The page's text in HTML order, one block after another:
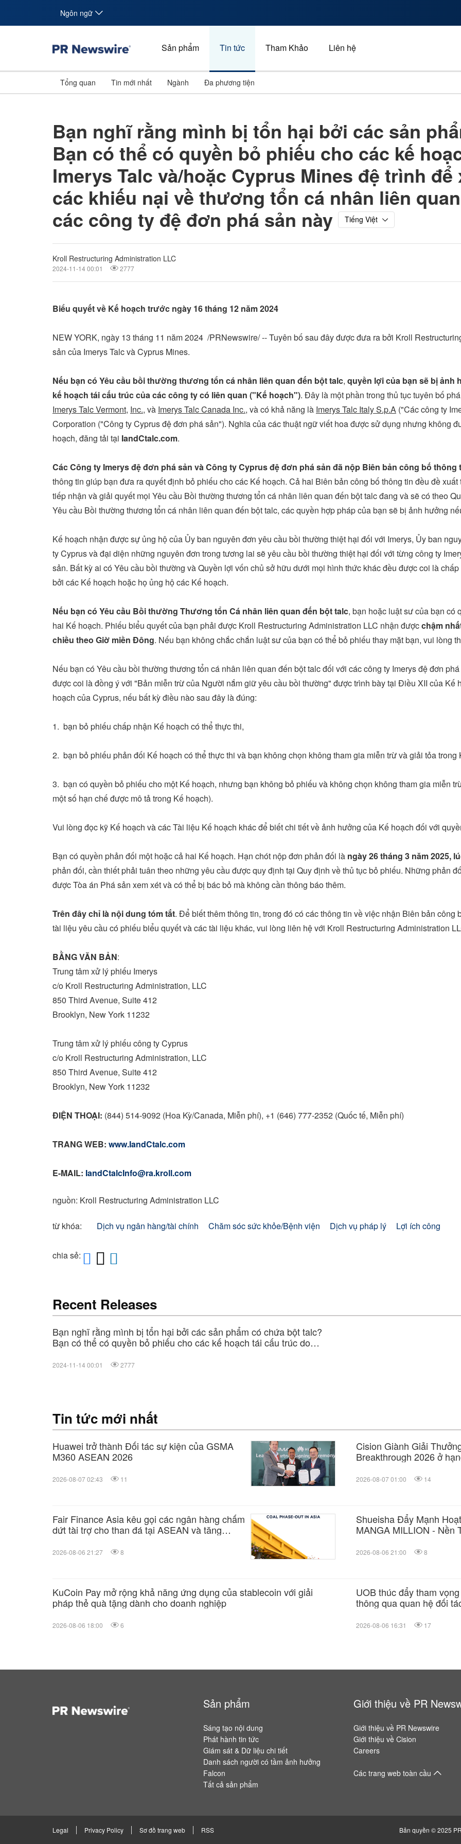
Ngôn ngữ
Sản phẩm Tin tức Tham Khảo Liên hệ
Tổng quan Tin mới nhất Ngành
Năng lượng
Kinh doanh
Quảng cáo, tiếp thị và
Đa phương tiện
Bạn nghĩ rằng mình bị tổn hại bởi các sản
Bạn có thể có quyền bỏ phiếu cho các kế
Imerys Talc và/hoặc Cyprus Mines đệ trình
các khiếu nại về thương tổn cá nhân liên
các công ty đệ đơn phá sản này
Tiếng Việt
Kroll Restructuring Administration LLC
2024-11-14 00:01 2777
Biểu quyết về Kế hoạch trước ngày 16 tháng 12 năm 2024
NEW YORK, ngày 13 tháng 11 năm 2024 /PRNewswire/ -- Tuyên bố sau đây được đưa ra bởi Kroll
sản của Imerys Talc và Cyprus Mines.
Nếu bạn có Yêu cầu bồi thường thương tổn cá nhân liên quan đến bột talc, quyền lợi của bạn sẽ bị ảnh
kế hoạch tái cấu trúc của các công ty có liên quan ("Kế hoạch"). Đây là một phần trong thủ tục tuyên bố
Imerys Talc Vermont, Inc., và Imerys Talc Canada Inc., và có khả năng là Imerys Talc Italy S.p.A ("Các công ty
Corporation ("Công tyCyprusđệ đơn phá sản"). Nghĩa của các thuật ngữ viết hoa được sử dụng nhưng không
hoạch, đăng tải tại IandCtalc.com.
Các Công ty Imerys đệ đơn phá sản và Công tyCyprusđệ đơn phá sản đã nộp Biên bản công bố thông
thông tin giúp bạn đưa ra quyết định bỏ phiếu cho các Kế hoạch. Cả hai Biên bản công bố thông tin đều đề
tiếp nhận và giải quyết mọi Yêu cầu Bồi thường thương tổn cá nhân liên quan đến bột talc đang và sẽ có theo
Yêu cầu Bồi thường thương tổn cá nhân liên quan đến bột talc, các quyền hợp pháp của bạn sẽ bị ảnh hưởng
Kế hoạch nhận được sự ủng hộ của Ủy ban nguyên đơn yêu cầu bồi thường thiệt hại đối với Imerys, Ủy ban
ty Cyprus và đại diện những nguyên đơn trong tương lai sẽ yêu cầu bồi thường thiệt hại đối với từng công ty
sản. Bất kỳ ai có Yêu cầu bồi thường và Quyền lợi vốn chủ sở hữu dưới mọi hình thức khác đều được coi là
bởi các Kế hoạch hoặc họ ủng hộ các Kế hoạch.
Nếu bạn có Yêu cầu Bồi thường Thương tổn Cá nhân liên quan đến bột talc, bạn hoặc luật sư của bạn có
hai Kế hoạch. Phiếu biểu quyết của bạn phải được Kroll Restructuring Administration LLC nhận đượcchậm
chiều theo Giờ miền Đông. Nếu bạn không chắc chắn luật sư của bạn có thể bỏ phiếu thay mặt bạn, vui lòng
Nếu bạn có Yêu cầu bồi thường thương tổn cá nhân liên quan đến bột talc đối với các công ty Imerys đệ đơn
được coi là đồng ý với "Bản miễn trừ của Người nắm giữ yêu cầu bồi thường" được trình bày tại Điều XII của Kế
hoạch của Cyprus, nếu bất kỳ điều nào sau đây là đúng:
1. bạn bỏ phiếu chấp nhận Kế hoạch có thể thực thi,
2. bạn bỏ phiếu phản đối Kế hoạch có thể thực thi và bạn không chọn không tham gia miễn trừ và giải tỏa trong
3. bạn có quyền bỏ phiếu cho một Kế hoạch, nhưng bạn không bỏ phiếu và không chọn không tham gia miễn
một số hạn chế được mô tả trong Kế hoạch).
Vui lòng đọc kỹ Kế hoạch và các Tài liệu Kế hoạch khác để biết chi tiết về ảnh hưởng của Kế hoạch đối với
Bạn có quyền phản đối một hoặc cả hai Kế hoạch. Hạn chót nộp đơn phản đối là ngày 26 tháng 3 năm 2025,
phản đối, cần thiết phải tuân theo những yêu cầu được quy định tại Quy định về thủ tục bỏ phiếu. Những phản
được Tòa án Phá sản xem xét và có thể bị bác bỏ mà không cần thông báo thêm.
Trên đây chỉ là nội dung tóm tắt. Để biết thêm thông tin, trong đó có các thông tin về việc nhận Biên bản
tài liệu yêu cầu có phiếu biểu quyết và các tài liệu khác, vui lòng liên hệ với Kroll Restructuring Administration
BẰNG VĂN BẢN:
Trung tâm xử lý phiếu Imerys
c/o Kroll Restructuring Administration, LLC
850 Third Avenue, Suite 412
Brooklyn, New York 11232
Trung tâm xử lý phiếu công tyCyprus
c/o Kroll Restructuring Administration, LLC
850 Third Avenue, Suite 412
Brooklyn, New York 11232
ĐIỆN THOẠI: (844) 514-9092 (Hoa Kỳ/Canada, Miễn phí), +1 (646) 777-2352 (Quốc tế, Miễn phí)
TRANG WEB: www.IandCtalc.com
E-MAIL: IandCtalcInfo@ra.kroll.com
nguồn: Kroll Restructuring Administration LLC
từ khóa: Dịch vụ ngân hàng/tài chính Chăm sóc sức khỏe/Bệnh viện Dịch vụ pháp lý Lợi ích công
chia sẻ:
Recent Releases
Bạn nghĩ rằng mình bị tổn hại bởi các sản phẩm có chứa bột talc?
Bạn có thể có quyền bỏ phiếu cho các kế hoạch tái cấu trúc do
các khiếu nại về thương tổn cá nhân liên quan đến bột talc đối với
2024-11-14 00:01 2777
Tin tức mới nhất
Huawei trở thành Đối tác sự kiện của GSMA
M360 ASEAN 2026
2026-08-07 02:43 11
Cision Giành Giải
Breakthrough 2026 ở
và Tối Ưu Hóa Công Cụ
2026-08-07 01:00 14
Fair Finance Asia kêu gọi các ngân hàng chấm
dứt tài trợ cho than đá tại ASEAN và tăng
2026-08-06 21:27 8
Shueisha Đẩy Mạnh
MANGA MILLION - Nền
2026-08-06 21:00 8
KuCoin Pay mở rộng khả năng ứng dụng của stablecoin với giải
pháp thẻ quà tặng dành cho doanh nghiệp
2026-08-06 18:00 6
UOB thúc đẩy tham
thông qua quan hệ đối
2026-08-06 16:31 17
Sản phẩm
Sáng tạo nội dung
Phát hành tin tức
Giám sát & Dữ liệu chi tiết
Danh sách người có tầm ảnh hưởng
Falcon
Tất cả sản phẩm
Giới thiệu về PR
Giới thiệu về PR Newswire
Giới thiệu về Cision
Careers
Các trang web toàn cầu
Legal Privacy Policy Sơ đồ trang web RSS Bản quyền © 2025